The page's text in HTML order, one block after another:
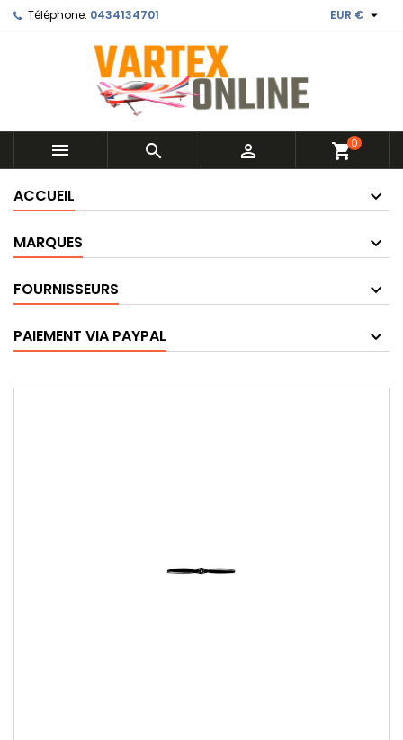
Téléphone: 0434134701 EUR € 
   shopping_cart0
ACCUEIL
MARQUES
FOURNISSEURS
PAIEMENT VIA PAYPAL